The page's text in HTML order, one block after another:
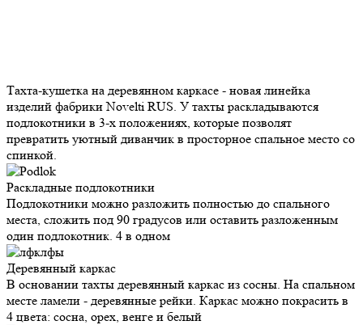
Тахта-кушетка на деревянном каркасе - новая линейка
изделий фабрики Novelti RUS. У тахты раскладываются
подлокотники в 3-х положениях, которые позволят
превратить уютный диванчик в просторное спальное место со
спинкой.
Раскладные подлокотники
Подлокотники можно разложить полностью до спального
места, сложить под 90 градусов или оставить разложенным
один подлокотник. 4 в одном
Деревянный каркас
В основании тахты деревянный каркас из сосны. На спальном
месте ламели - деревянные рейки. Каркас можно покрасить в
4 цвета: сосна, орех, венге и белый